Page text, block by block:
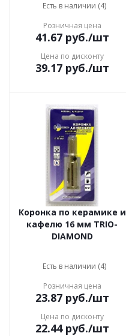
Есть в наличии (4)
Розничная цена
41.67руб./шт
Цена по дисконту
39.17руб./шт
Коронка по керамике и
кафелю 16 мм TRIO-
DIAMOND
Есть в наличии (4)
Розничная цена
23.87руб./шт
Цена по дисконту
22.44руб./шт